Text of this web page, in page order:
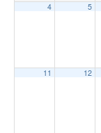
4 5
11 12